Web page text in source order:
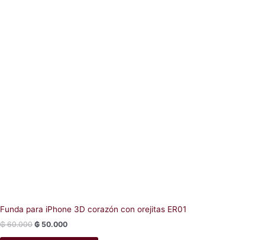
Funda para iPhone 3D corazón con orejitas ER01
₲60.000 ₲ 50.000